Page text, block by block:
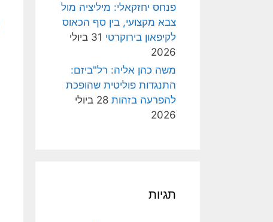
פנחס יחזקאלי: מיליציה מול
צבא מקצועי, בין סף הכאוס
לקיפאון בירוקרטי
31 ביולי
2026
משה כהן אליה: רל"ביזם:
התנגדות פוליטית שהופכת
להפרעה בזהות
28 ביולי
2026
תגיות